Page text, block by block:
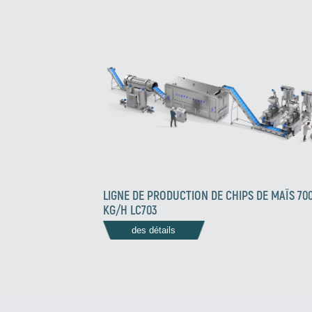
LIGNE DE PRODUCTION DE CHIPS DE MAÏS
KG/H LC703
des détails